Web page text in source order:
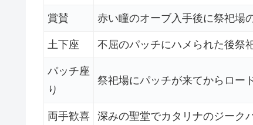
賞賛 赤い瞳のオーブ入手後に祭祀場
土下座 不屈のパッチにハメられた後祭
パッチ座
り
祭祀場にパッチが来てからロー
両手歓喜 深みの聖堂でカタリナのジーク